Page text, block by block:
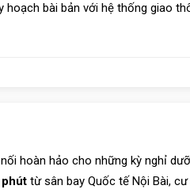
bài bản với hệ thống giao
hoàn hảo cho những kỳ nghỉ
từ sân bay Quốc tế Nội Bài,